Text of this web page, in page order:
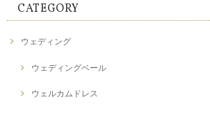
CATEGORY
ウェディング
ウェディングベール
ウェルカムドレス